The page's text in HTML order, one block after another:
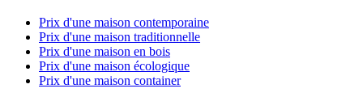
Prix d'une maison contemporaine
Prix d'une maison traditionnelle
Prix d'une maison en bois
Prix d'une maison écologique
Prix d'une maison container